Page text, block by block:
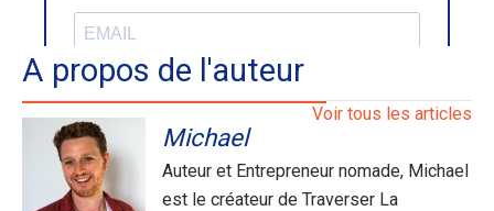
A propos de l'auteur
Voir tous les articles
Michael
Auteur et Entrepreneur nomade, Michael
est le créateur de Traverser La